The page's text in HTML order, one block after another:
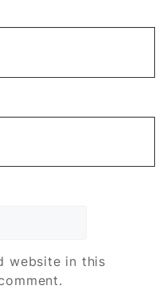
website in this